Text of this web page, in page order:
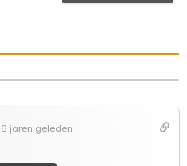
6 jaren geleden